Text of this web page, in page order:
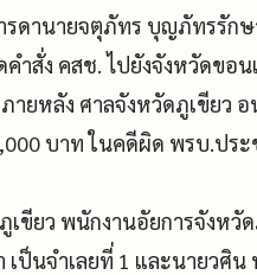
รดานายจตุภัทร บุญภัทรรักษ
ำสั่ง คสช. ไปยังจังหวัดขอ
ายหลัง ศาลจังหวัดภูเขียว
บาท ในคดีผิด พรบ.ปร
ขียว พนักงานอัยการจังหวั
ป็นจำเลยที่ 1 และนายวศิ